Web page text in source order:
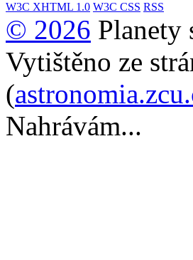
W3C XHTML 1.0 W3C CSS RSS
© 2026 Planety
Vytištěno ze
(
Nahrávám...